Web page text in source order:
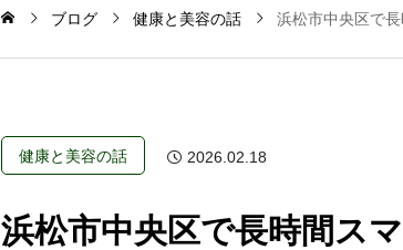
ブログ 健康と美容の話 浜松市中央区で
健康と美容の話 2026.02.18
浜松市中央区で長時間ス